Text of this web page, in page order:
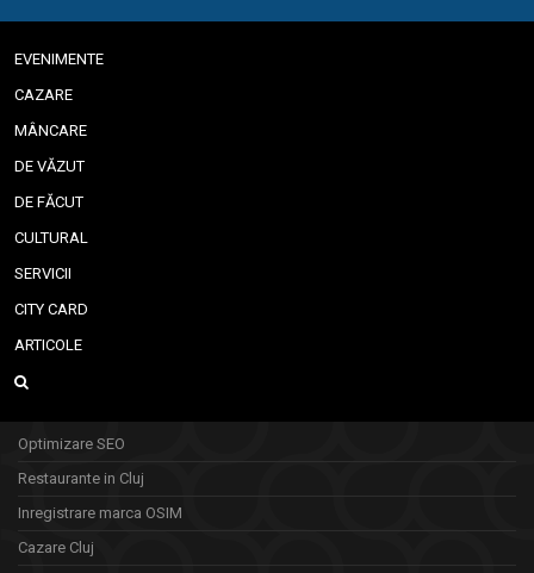
EVENIMENTE
CAZARE
MÂNCARE
DE VĂZUT
DE FĂCUT
CULTURAL
SERVICII
CITY CARD
ARTICOLE
Optimizare SEO
Restaurante in Cluj
Inregistrare marca OSIM
Cazare Cluj